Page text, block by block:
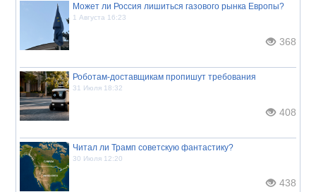
Может ли Россия лишиться газового рынка Европы?
1 Августа 16:23
368
Роботам-доставщикам пропишут требования
31 Июля 18:32
408
Читал ли Трамп советскую фантастику?
30 Июля 12:20
438